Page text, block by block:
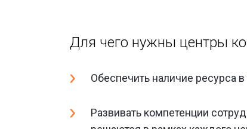
Для чего нужны центры
Обеспечить наличие ресурса
Развивать компетенции